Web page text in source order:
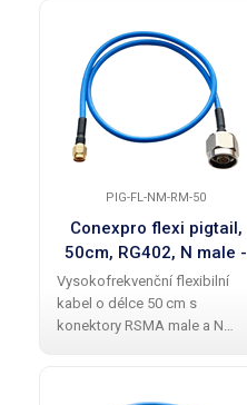
PIG-FL-NM-RM-50
Conexpro flexi pigtail,
50cm, RG402, N male -
RSMA male
Vysokofrekvenční flexibilní
kabel o délce 50 cm s
konektory RSMA male a N